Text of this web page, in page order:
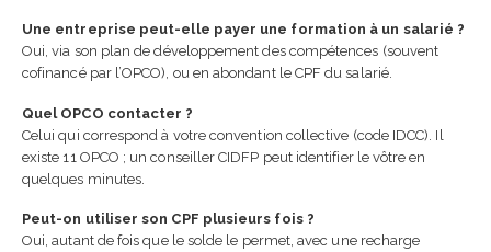
Une entreprise peut-elle payer une formation à un salarié ?
Oui, via son plan de développement des compétences (souvent
cofinancé par l’OPCO), ou en abondant le CPF du salarié.
Quel OPCO contacter ?
Celui qui correspond à votre convention collective (code IDCC). Il
existe 11 OPCO ; un conseiller CIDFP peut identifier le vôtre en
quelques minutes.
Peut-on utiliser son CPF plusieurs fois ?
Oui, autant de fois que le solde le permet, avec une recharge